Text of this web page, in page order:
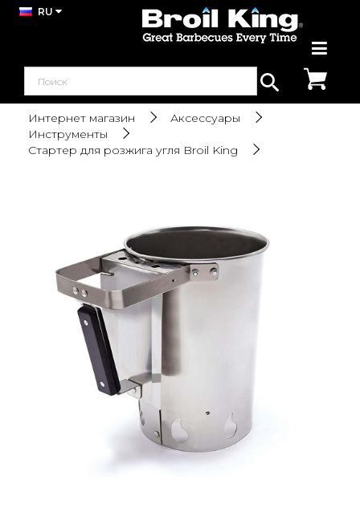
RU
Интернет магазин
Аксессуары
Инструменты
Стартер для розжига угля Broil King